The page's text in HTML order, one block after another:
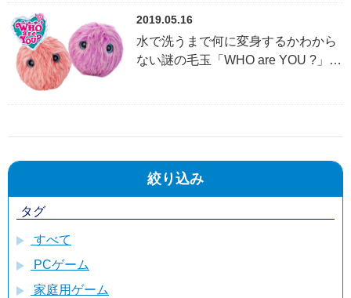
2019.05.16
水で洗うまで何に変身するかわから
ない謎の毛玉「WHO are YOU ?」の
絞り込み
タグ
すべて
PCゲーム
家庭用ゲーム